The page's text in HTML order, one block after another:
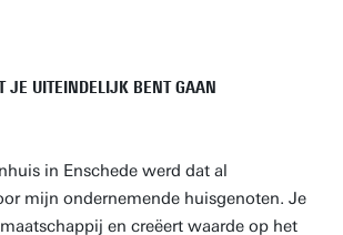
JE UITEINDELIJK BENT GAAN
in Enschede werd dat al
mijn ondernemende huisgenoten. Je
en creëert waarde op het